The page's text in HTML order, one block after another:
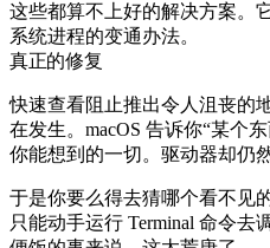
这些都算不上好的解决方案。
系统进程的变通办法。
真正的修复
快速查看阻止推出令人沮丧的
在发生。macOS 告诉你“某个
你能想到的一切。驱动器却仍
于是你要么得去猜哪个看不见
只能动手运行 Terminal 命令去